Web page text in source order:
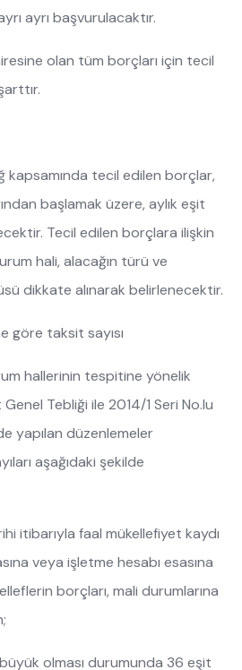
ayrı başvurulacaktır.
olan tüm borçları için tecil
kapsamında tecil edilen borçlar,
başlamak üzere, aylık eşit
Tecil edilen borçlara ilişkin
hali, alacağın türü ve
dikkate alınarak belirlenecektir.
göre taksit sayısı
hallerinin tespitine yönelik
Genel Tebliği ile 2014/1 Seri No.lu
yapılan düzenlemeler
aşağıdaki şekilde
itibarıyla faal mükellefiyet kaydı
veya işletme hesabı esasına
borçları, mali durumlarına
olması durumunda 36 eşit